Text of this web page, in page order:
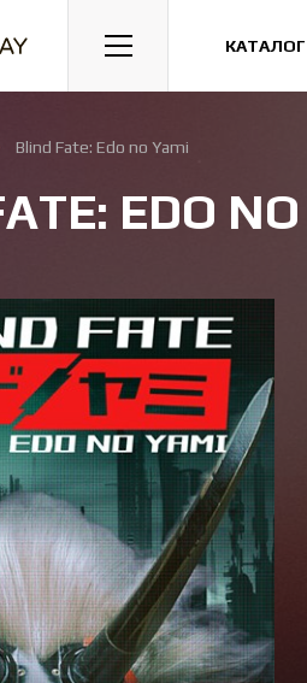
Гонки Казуальные
Blind Fate: Edo no Yami
EDO